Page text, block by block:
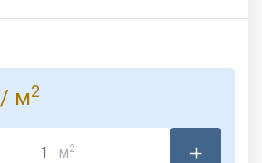
/ м2
м2